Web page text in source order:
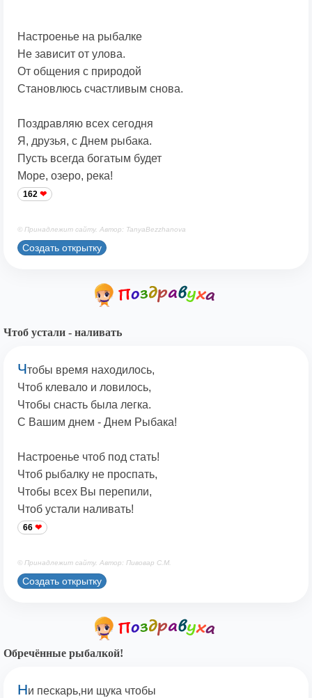
Настроенье на рыбалке
Не зависит от улова.
От общения с природой
Становлюсь счастливым снова.
Поздравляю всех сегодня
Я, друзья, с Днем рыбака.
Пусть всегда богатым будет
Море, озеро, река!
162
© Принадлежит сайту. Автор: TanyaBezzhanova
Создать открытку
Чтоб устали - наливать
Чтобы время находилось,
Чтоб клевало и ловилось,
Чтобы снасть была легка.
С Вашим днем - Днем Рыбака!
Настроенье чтоб под стать!
Чтоб рыбалку не проспать,
Чтобы всех Вы перепили,
Чтоб устали наливать!
66
© Принадлежит сайту. Автор: Пивовар С.М.
Создать открытку
Обречённые рыбалкой!
Ни пескарь,ни щука чтобы